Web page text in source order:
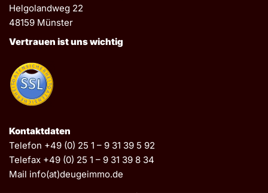
Helgolandweg 22
48159 Münster
Vertrauen ist uns wichtig
Kontaktdaten
Telefon +49 (0) 25 1 – 9 31 39 5 92
Telefax +49 (0) 25 1 – 9 31 39 8 34
Mail info(at)deugeimmo.de